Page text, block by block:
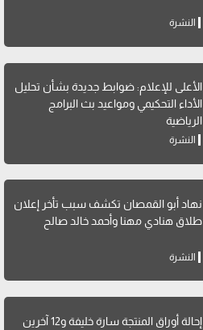
النشرة
الأعلى للإعلام: ضوابط جديدة بشأن تحليل
الأداء التحكيمي ومواعيد بث البرامج
الرياضية
النشرة
نهاد أبو القمصان تكشف سبب تأخر إعلان
طلاق هنادي مهنا وأحمد خالد صالح
النشرة
إحالة أوراق المنتجة سارة خليفة و12 آخرين